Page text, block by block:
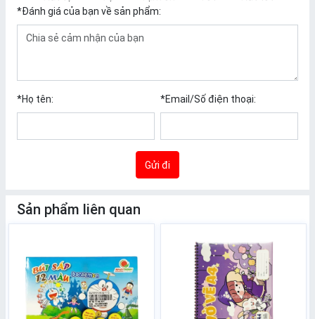
*Đánh giá của bạn về sản phẩm:
*Họ tên: *Email/Số điện thoại:
Gửi đi
Sản phẩm liên quan